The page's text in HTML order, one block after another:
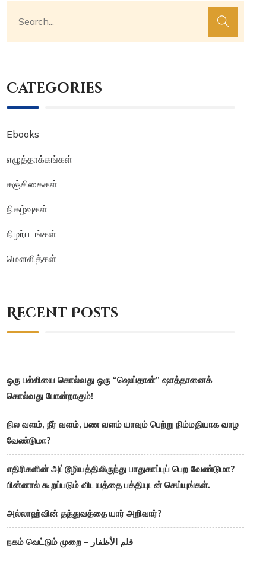
Categories
Ebooks
எழுத்தாக்கங்கள்
சஞ்சிகைகள்
நிகழ்வுகள்
நிழற்படங்கள்
மௌலித்கள்
Recent Posts
ஒரு பல்லியை கொல்வது ஒரு “ஷெய்தான்” ஷாத்தானைக்
கொல்வது போன்றாகும்!
நில வளம், நீர் வளம், பண வளம் யாவும் பெற்று நிம்மதியாக வாழ
வேண்டுமா?
எதிரிகளின் அட்டூழியத்திலிருந்து பாதுகாப்புப் பெற வேண்டுமா?
பின்னால் கூறப்படும் விடயத்தை பக்தியுடன் செய்யுங்கள்.
அல்லாஹ்வின் தத்துவத்தை யார் அறிவார்?
நகம் வெட்டும் முறை – قلم الأظفار